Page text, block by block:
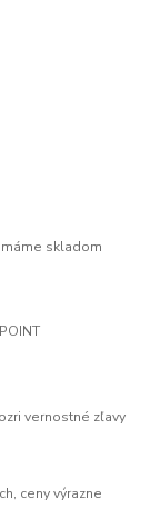
skladom
vernostné zľavy
ceny výrazne